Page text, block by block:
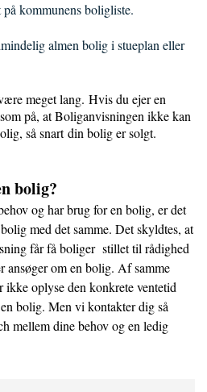
kommunens boligliste.
almen bolig i stueplan eller
meget lang. Hvis du ejer en
på, at Boliganvisningen ikke kan
så snart din bolig er solgt.
bolig?
og har brug for en bolig, er det
med det samme. Det skyldtes, at
får få boliger stillet til rådighed
ansøger om en bolig. Af samme
oplyse den konkrete ventetid
bolig. Men vi kontakter dig så
mellem dine behov og en ledig